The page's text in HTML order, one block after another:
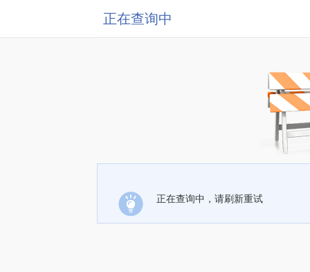
正在查询中
正在查询中，请刷新重试